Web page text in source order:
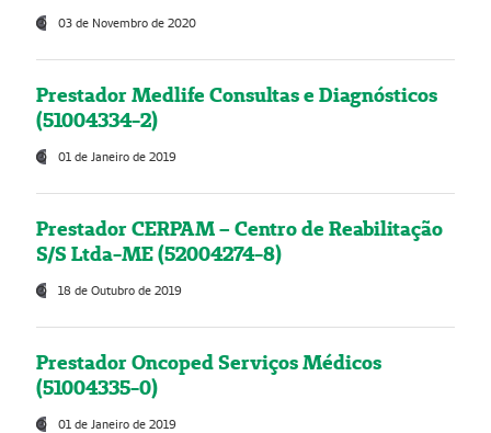
03 de Novembro de 2020
Prestador Medlife Consultas e Diagnósticos
(51004334-2)
01 de Janeiro de 2019
Prestador CERPAM – Centro de Reabilitação
S/S Ltda-ME (52004274-8)
18 de Outubro de 2019
Prestador Oncoped Serviços Médicos
(51004335-0)
01 de Janeiro de 2019